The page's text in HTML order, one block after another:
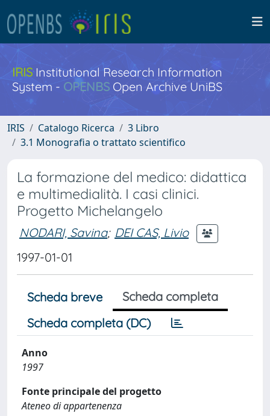
IRISInstitutional Research Information
System - OPENBS Open Archive UniBS
IRIS Catalogo Ricerca
3 Libro
3.1 Monografia o trattato scientifico
La formazione del medico: didattica
e multimedialità. I casi clinici.
Progetto Michelangelo
NODARI, Savina; DEI CAS, Livio
1997-01-01
Scheda breve
Scheda completa
Scheda completa (DC)
Anno
1997
Fonte principale del progetto
Ateneo di appartenenza